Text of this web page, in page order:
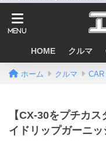
HOME クルマ
ホーム クルマ CAR
【CX-30をプチカ
イドリップガーニ